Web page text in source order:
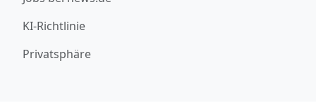
KI-Richtlinie
Privatsphäre